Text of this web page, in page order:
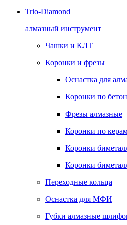
Trio-Diamond
алмазный инструмент
Чашки и КЛТ
Коронки и фрезы
Оснастка для
Коронки по
Фрезы алмазные
Коронки по
Коронки
Коронки
Переходные кольца
Оснастка для МФИ
Губки алмазные